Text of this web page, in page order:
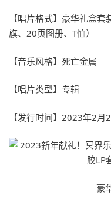
【唱片格式】豪华礼盒
旗、20页图册、T恤）
【音乐风格】死亡金属
【唱片类型】专辑
【发行时间】2023年2月
豪